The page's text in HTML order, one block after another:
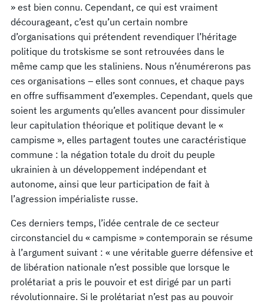
» est bien connu. Cependant, ce qui est vraiment
décourageant, c’est qu’un certain nombre
d’organisations qui prétendent revendiquer l’héritage
politique du trotskisme se sont retrouvées dans le
même camp que les staliniens. Nous n’énumérerons pas
ces organisations – elles sont connues, et chaque pays
en offre suffisamment d’exemples. Cependant, quels que
soient les arguments qu’elles avancent pour dissimuler
leur capitulation théorique et politique devant le «
campisme », elles partagent toutes une caractéristique
commune : la négation totale du droit du peuple
ukrainien à un développement indépendant et
autonome, ainsi que leur participation de fait à
l’agression impérialiste russe.
Ces derniers temps, l’idée centrale de ce secteur
circonstanciel du « campisme » contemporain se résume
à l’argument suivant : « une véritable guerre défensive et
de libération nationale n’est possible que lorsque le
prolétariat a pris le pouvoir et est dirigé par un parti
révolutionnaire. Si le prolétariat n’est pas au pouvoir